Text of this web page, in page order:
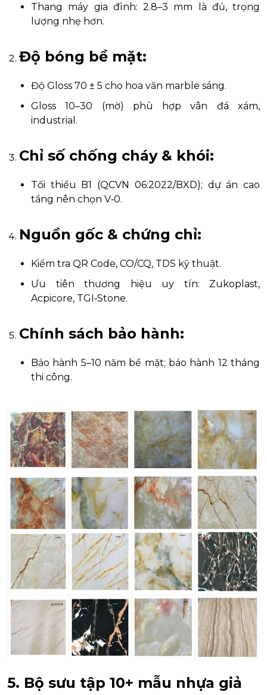
Thang máy gia đình: 2.8–3 mm là đủ, trọng
lượng nhẹ hơn.
Độ bóng bề mặt:
Độ Gloss 70 ± 5 cho hoa văn marble sáng.
Gloss 10–30 (mờ) phù hợp vân đá xám,
industrial.
Chỉ số chống cháy & khói:
Tối thiểu B1 (QCVN 06:2022/BXD); dự án cao
tầng nên chọn V‑0.
Nguồn gốc & chứng chỉ:
Kiểm tra QR Code, CO/CQ, TDS kỹ thuật.
Ưu tiên thương hiệu uy tín: Zukoplast,
Acpicore, TGI‑Stone.
Chính sách bảo hành:
Bảo hành 5–10 năm bề mặt; bảo hành 12 tháng
thi công.
5. Bộ sưu tập 10+ mẫu nhựa giả